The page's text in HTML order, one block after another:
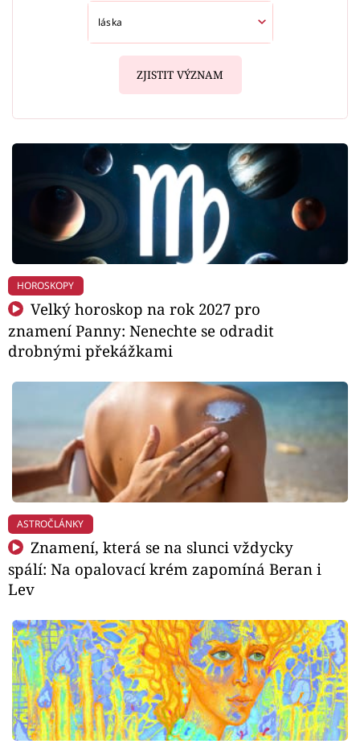
ZJISTIT VÝZNAM
HOROSKOPY
Velký horoskop na rok 2027 pro
znamení Panny: Nenechte se odradit
drobnými překážkami
ASTROČLÁNKY
Znamení, která se na slunci vždycky
spálí: Na opalovací krém zapomíná Beran i
Lev